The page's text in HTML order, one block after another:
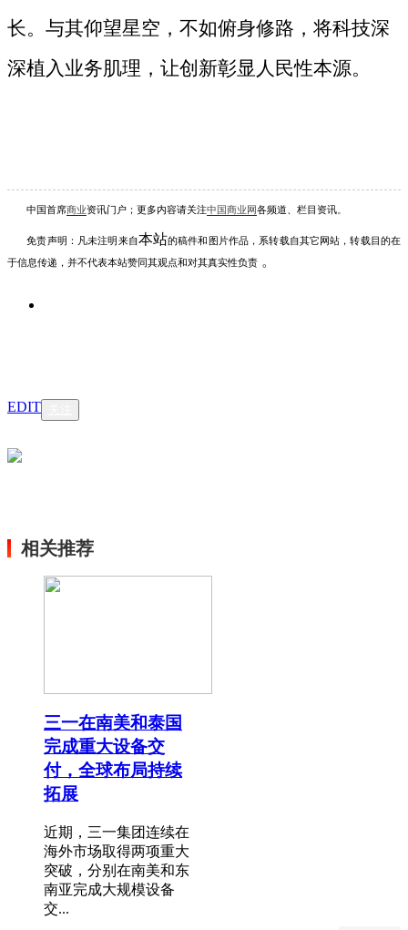
长。与其仰望星空，不如俯身修路，将科技深
深植入业务肌理，让创新彰显人民性本源。
中国首席商业资讯门户；更多内容请关注中国商业网各频道、栏目资讯
免责声明：凡未注明 来自本站的稿件和图片作品，系转载自其它网站，转载目的在
于信息传递，并不代表本站赞同其观点和对其真实性负责 。
EDIT
相关推荐
三一在南美和泰国
完成重大设备交
付，全球布局持续
拓展
近期，三一集团连续在
海外市场取得两项重大
突破，分别在南美和东
南亚完成大规模设备
交...